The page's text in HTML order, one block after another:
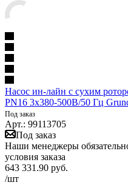
Насос ин-лайн с сухим
PN16 3х380-500В/50 Гц
Под заказ
Арт.: 99113705
Под заказ
Наши менеджеры
условия заказа
643 331.90 руб.
/шт